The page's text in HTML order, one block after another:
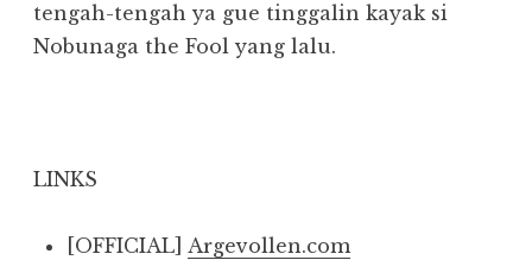
tengah-tengah ya gue tinggalin kayak si
Nobunaga the Fool yang lalu.
LINKS
[OFFICIAL] Argevollen.com